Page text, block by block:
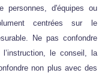
personnes, d'équipes ou
centrées sur le
Ne pas confondre
le conseil, la
non plus avec des